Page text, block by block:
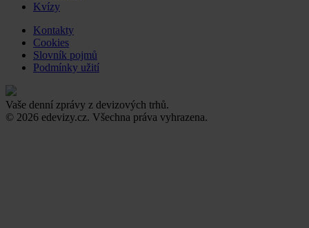
Kvízy
Kontakty
Cookies
Slovník pojmů
Podmínky užití
Vaše denní zprávy z devizových trhů.
© 2026 edevizy.cz. Všechna práva vyhrazena.